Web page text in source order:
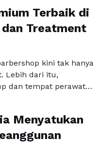
akan membahas
desain, hingga alasan
Terbaik di
Treatment
kini tak hanya
Lebih dari itu,
dan tempat perawatan
khususnya di
Barbershop
…Baca Selengkapnya
Menyatukan